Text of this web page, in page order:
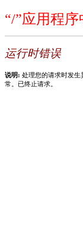
“/”应用程序
运行时错误
说明: 处理您的请求时发生
常。已终止请求。